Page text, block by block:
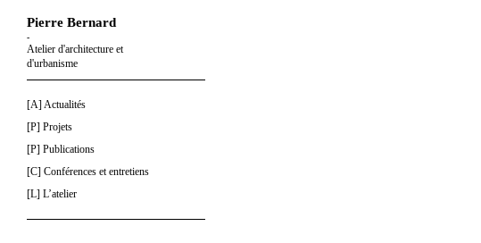
Pierre Bernard
-
Atelier d'architecture et
d'urbanisme
[A] Actualités
[P] Projets
[P] Publications
[C] Conférences et entretiens
[L] L’atelier